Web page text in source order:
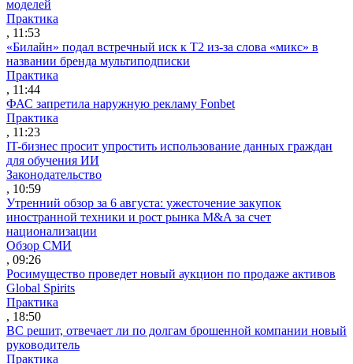
моделей
Практика
, 11:53
«Билайн» подал встречный иск к Т2 из-за слова «микс» в
названии бренда мультиподписки
Практика
, 11:44
ФАС запретила наружную рекламу Fonbet
Практика
, 11:23
IT-бизнес просит упростить использование данных граждан
для обучения ИИ
Законодательство
, 10:59
Утренний обзор за 6 августа: ужесточение закупок
иностранной техники и рост рынка M&A за счет
национализации
Обзор СМИ
, 09:26
Росимущество проведет новый аукцион по продаже активов
Global Spirits
Практика
, 18:50
ВС решит, отвечает ли по долгам брошенной компании новый
руководитель
Практика